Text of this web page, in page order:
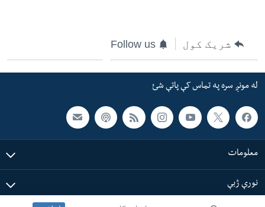
شریک کول Follow us
له مونږ سره په تماس کې پاتې شئ
معلومات
نورې ژبې